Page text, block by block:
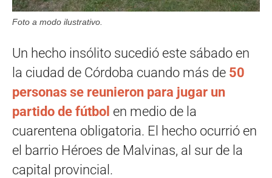
Foto a modo ilustrativo.
Un hecho insólito sucedió este sábado en
la ciudad de Córdoba cuando más de 50
personas se reunieron para jugar un
partido de fútbol en medio de la
cuarentena obligatoria. El hecho ocurrió en
el barrio Héroes de Malvinas, al sur de la
capital provincial.